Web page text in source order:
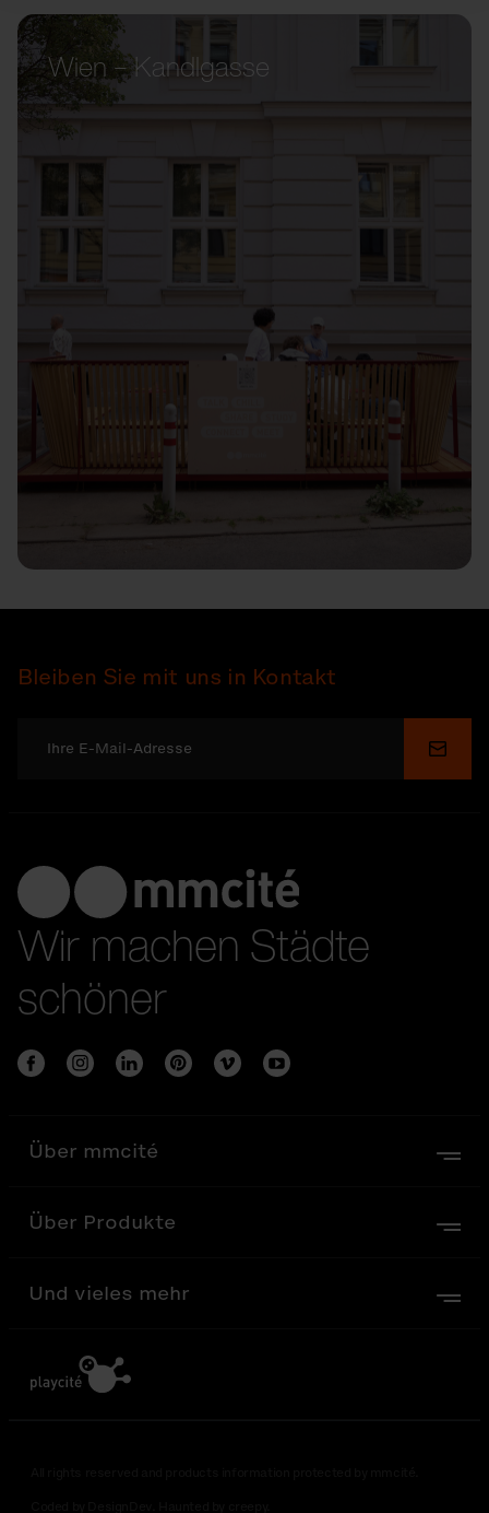
Wien – Kandlgasse
Bleiben Sie mit uns in Kontakt
Wir machen Städte
schöner
Über mmcité
Über Produkte
Und vieles mehr